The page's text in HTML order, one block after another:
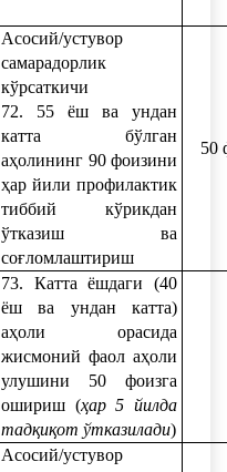
Асосий/устувор
самарадорлик
кўрсаткичи
72. 55 ёш ва ундан
катта бўлган
аҳолининг 90 фоизини
ҳар йили профилактик
тиббий кўрикдан
ўтказиш ва
соғломлаштириш
50
73. Катта ёшдаги (40
ёш ва ундан катта)
аҳоли орасида
жисмоний фаол аҳоли
улушини 50 фоизга
ошириш (ҳар 5 йилда
тадқиқот ўтказилади)
Асосий/устувор